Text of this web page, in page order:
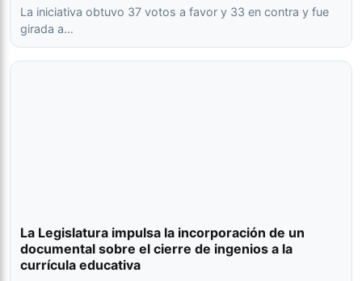
La iniciativa obtuvo 37 votos a favor y 33 en contra y fue
girada a…
La Legislatura impulsa la incorporación de un
documental sobre el cierre de ingenios a la
currícula educativa